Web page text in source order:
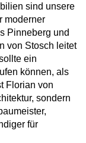
sind unsere
moderner
Pinneberg und
von Stosch leitet
ein
können, als
Florian von
sondern
für